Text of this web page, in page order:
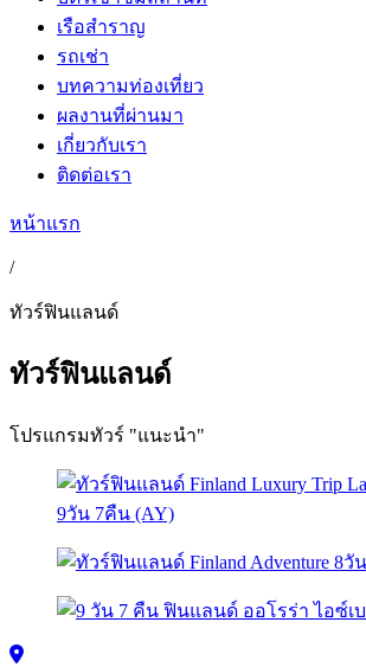
เรือสำราญ
รถเช่า
บทความท่องเที่ยว
ผลงานที่ผ่านมา
เกี่ยวกับเรา
ติดต่อเรา
หน้าแรก
/
ทัวร์ฟินแลนด์
ทัวร์ฟินแลนด์
โปรแกรมทัวร์ "แนะนำ"